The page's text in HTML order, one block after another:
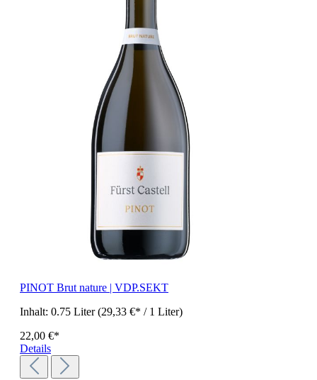
PINOT Brut nature | VDP.SEKT
Inhalt: 0.75 Liter(29,33 €* / 1 Liter)
22,00 €*
Details